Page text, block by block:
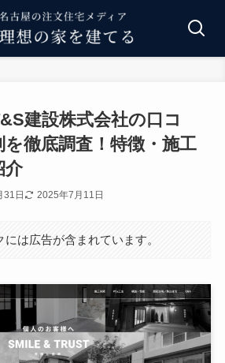
建設株式会社の口コ
を徹底調査！特徴・施工
介
31日 2025年7月11日
は広告が含まれています。